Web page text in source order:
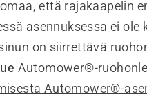
että rajakaapelin
asennuksessa ei ole
on siirrettävä
Automower®-
Automower®-